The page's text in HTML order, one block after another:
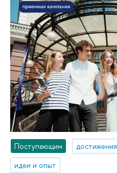
Поступающим
достижения
идеи и опыт